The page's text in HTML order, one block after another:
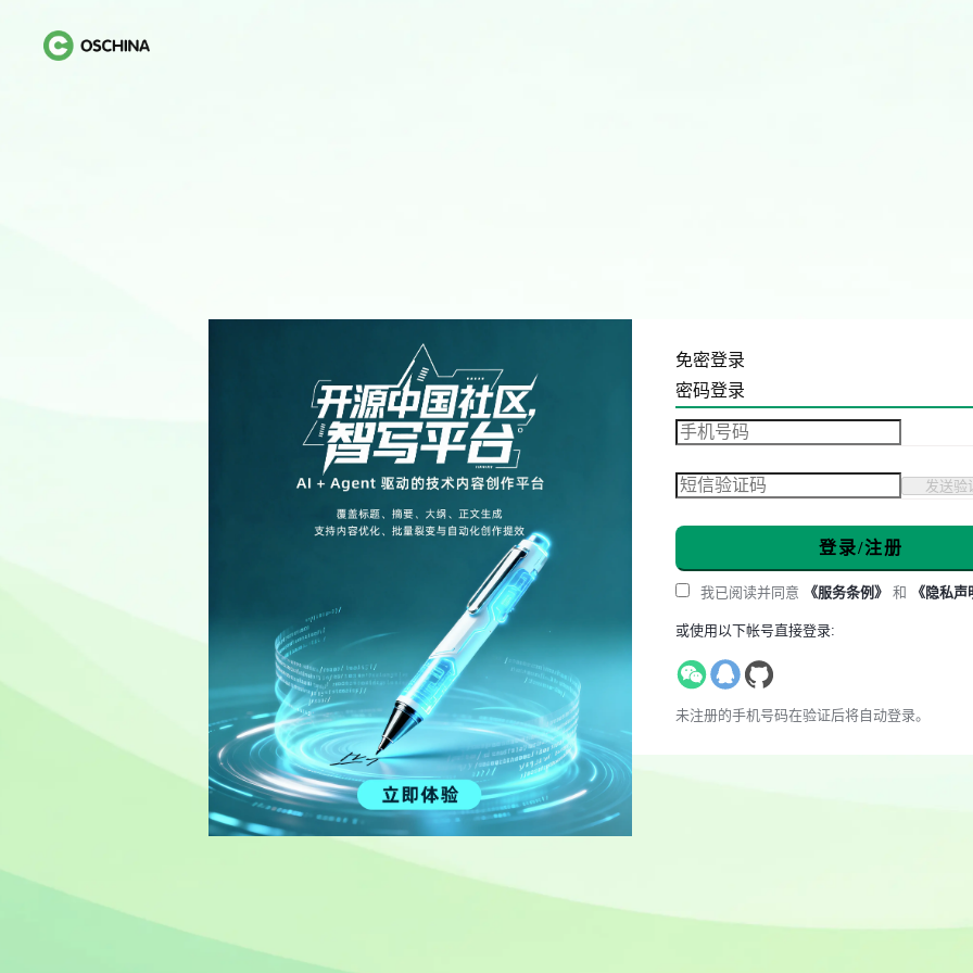
免密登录
密码登录
发送验
登录/注册
我已阅读并同意 《服务条例》 和 《隐私声
或使用以下帐号直接登录:
未注册的手机号码在验证后将自动登录。